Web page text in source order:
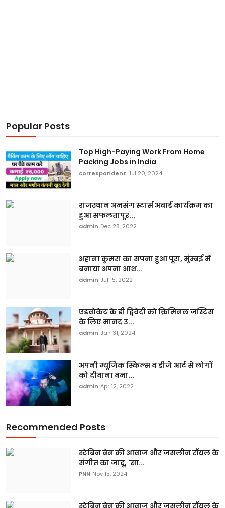
Popular Posts
Top High-Paying Work From Home
Packing Jobs in India
correspondent Jul 20, 2024
राजस्थान अनसंग स्टार्स अवार्ड कार्यक्रम का
हुआ सफलतापूर...
admin Dec 28, 2022
अहाना कुमरा का सपना हुआ पूरा, मुंम्बई में
बनाया अपना आश...
admin Jul 15, 2022
एडवोकेट के डी द्विवेदी को क्रिमिनल जस्टिस
के लिए मानद उ...
admin Jan 31, 2024
अपनी म्यूजिक स्किल्स व डीजे आर्ट से लोगों
को दीवाना बना...
admin Apr 12, 2022
Recommended Posts
स्टेबिन बेन की आवाज और जसलीन रॉयल के
संगीत का जादू, 'सा...
PNN Nov 15, 2024
स्टेबिन बेन की आवाज और जसलीन रॉयल के